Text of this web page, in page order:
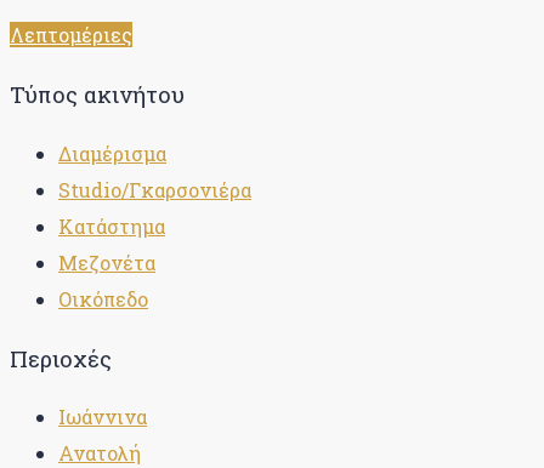
Λεπτομέριες
Τύπος ακινήτου
Διαμέρισμα
Studio/Γκαρσονιέρα
Κατάστημα
Μεζονέτα
Οικόπεδο
Περιοχές
Ιωάννινα
Ανατολή